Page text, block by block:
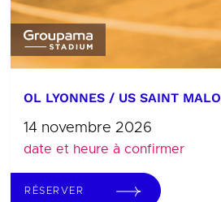
OL LYONNES / US SAINT MALO
14 novembre 2026
date et heure à confirmer
RÉSERVER